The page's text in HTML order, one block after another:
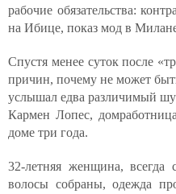
рабочие обязательства:
на Ибице, показ мод в
Спустя менее суток после
причин, почему не может
услышал едва различимый
Кармен Лопес,
доме три года.
32-летняя женщина, всегда
волосы собраны, одежда